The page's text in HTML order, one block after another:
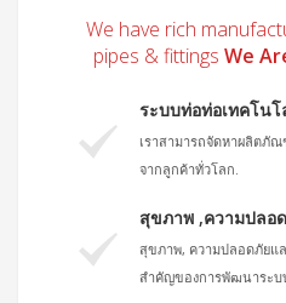
We have rich
pipes & fittings We
ระบบท่อท่อเทคโนโ
เราสามารถจัดหาผลิตภั
จากลูกค้าทั่วโลก.
สุขภาพ ,ความปลอ
สุขภาพ, ความปลอดภัยแ
สำคัญของการพัฒนาระบ